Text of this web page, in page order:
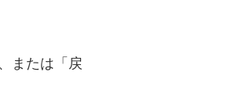
または「戻